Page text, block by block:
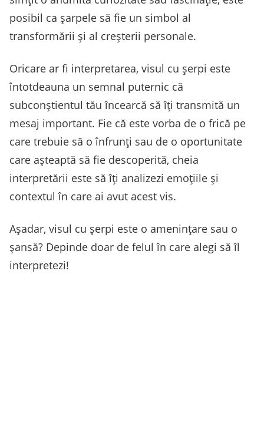
posibil ca șarpele să fie un simbol al
transformării și al creșterii personale.
Oricare ar fi interpretarea, visul cu șerpi este
întotdeauna un semnal puternic că
subconștientul tău încearcă să îți transmită un
mesaj important. Fie că este vorba de o frică pe
care trebuie să o înfrunți sau de o oportunitate
care așteaptă să fie descoperită, cheia
interpretării este să îți analizezi emoțiile și
contextul în care ai avut acest vis.
Așadar, visul cu șerpi este o amenințare sau o
șansă? Depinde doar de felul în care alegi să îl
interpretezi!